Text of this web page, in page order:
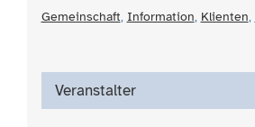
Gemeinschaft, Information, Klienten,
Veranstalter